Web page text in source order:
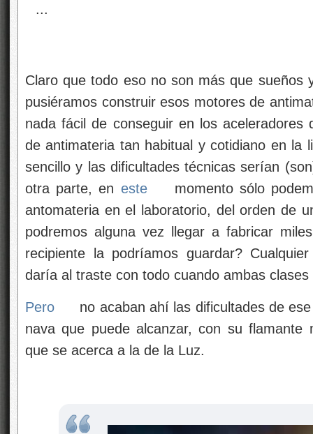
Claro que todo eso no son más que sueños
pusiéramos construir esos motores de
nada fácil de conseguir en los
de antimateria tan habitual y cotidiano en la
sencillo y las dificultades técnicas serían
otra parte, en este
momento sólo
antomateria en el laboratorio, del orden de
podremos alguna vez llegar a fabricar
recipiente la podríamos guardar?
daría al traste con todo cuando ambas
Pero
no acaban ahí las dificultades de
nava que puede alcanzar, con su flamante
que se acerca a la de la Luz.